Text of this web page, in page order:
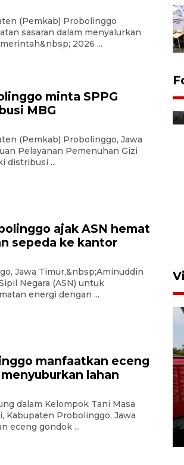
(Pemkab) Probolinggo
sasaran dalam menyalurkan
2026 ...
minta SPPG
MBG
(Pemkab) Probolinggo, Jawa
Pelayanan Pemenuhan Gizi
distribusi ...
ajak ASN hemat
sepeda ke kantor
Jawa Timur,&nbsp;Aminuddin
Negara (ASN) untuk
energi dengan ...
manfaatkan eceng
lahan
dalam Kelompok Tani Masa
Kabupaten Probolinggo, Jawa
eceng gondok ...
bantuan mesin
di Kediri
hentikan operasi
KM Mutiara
II
2026 22:38